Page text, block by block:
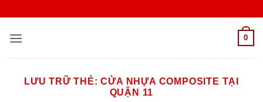
nội
0
LƯU TRỮ THẺ:CỬA NHỰA COMPOSITE TẠI
QUẬN 11